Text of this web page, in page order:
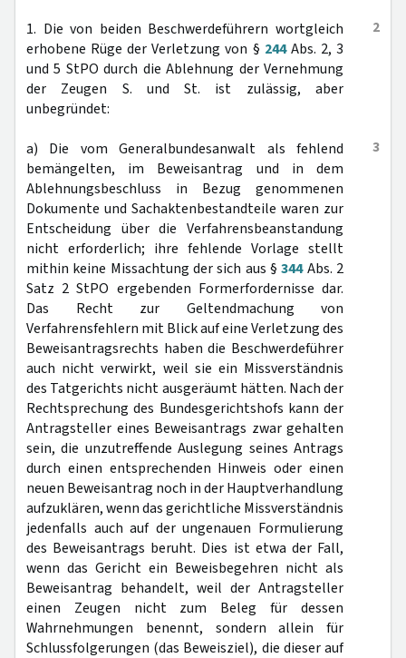
2
1. Die von beiden Beschwerdeführern wortgleich
erhobene Rüge der Verletzung von § 244Abs. 2, 3
und 5 StPO durch die Ablehnung der Vernehmung
der Zeugen S. und St. ist zulässig, aber
unbegründet:
3
a) Die vom Generalbundesanwalt als fehlend
bemängelten, im Beweisantrag und in dem
Ablehnungsbeschluss in Bezug genommenen
Dokumente und Sachaktenbestandteile waren zur
Entscheidung über die Verfahrensbeanstandung
nicht erforderlich; ihre fehlende Vorlage stellt
mithin keine Missachtung der sich aus §344Abs. 2
Satz 2 StPO ergebenden Formerfordernisse dar.
Das Recht zur Geltendmachung von
Verfahrensfehlern mit Blick auf eine Verletzung des
Beweisantragsrechts haben die Beschwerdeführer
auch nicht verwirkt, weil sie ein Missverständnis
des Tatgerichts nicht ausgeräumt hätten. Nach der
Rechtsprechung des Bundesgerichtshofs kann der
Antragsteller eines Beweisantrags zwar gehalten
sein, die unzutreffende Auslegung seines Antrags
durch einen entsprechenden Hinweis oder einen
neuen Beweisantrag noch in der Hauptverhandlung
aufzuklären, wenn das gerichtliche Missverständnis
jedenfalls auch auf der ungenauen Formulierung
des Beweisantrags beruht. Dies ist etwa der Fall,
wenn das Gericht ein Beweisbegehren nicht als
Beweisantrag behandelt, weil der Antragsteller
einen Zeugen nicht zum Beleg für dessen
Wahrnehmungen benennt, sondern allein für
Schlussfolgerungen (das Beweisziel), die dieser auf